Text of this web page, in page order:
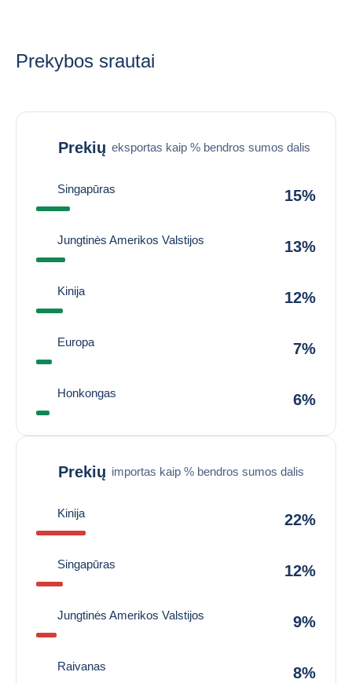
Prekybos srautai
Prekių eksportas kaip % bendros sumos dalis
Singapūras 15%
Jungtinės Amerikos Valstijos 13%
Kinija 12%
Europa 7%
Honkongas 6%
Prekių importas kaip % bendros sumos dalis
Kinija 22%
Singapūras 12%
Jungtinės Amerikos Valstijos 9%
Raivanas 8%